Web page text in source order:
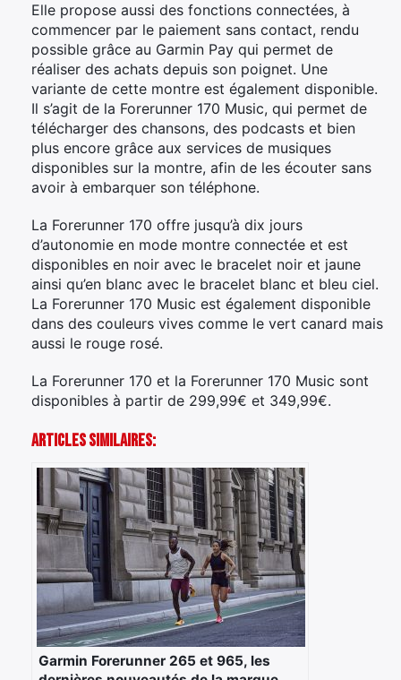
Elle propose aussi des fonctions connectées, à
commencer par le paiement sans contact, rendu
possible grâce au Garmin Pay qui permet de
réaliser des achats depuis son poignet. Une
variante de cette montre est également disponible.
Il s’agit de la Forerunner 170 Music, qui permet de
télécharger des chansons, des podcasts et bien
plus encore grâce aux services de musiques
disponibles sur la montre, afin de les écouter sans
avoir à embarquer son téléphone.
La Forerunner 170 offre jusqu’à dix jours
d’autonomie en mode montre connectée et est
disponibles en noir avec le bracelet noir et jaune
ainsi qu’en blanc avec le bracelet blanc et bleu ciel.
La Forerunner 170 Music est également disponible
dans des couleurs vives comme le vert canard mais
aussi le rouge rosé.
La Forerunner 170 et la Forerunner 170 Music sont
disponibles à partir de 299,99€ et 349,99€.
Articles Similaires:
Garmin Forerunner 265 et 965, les